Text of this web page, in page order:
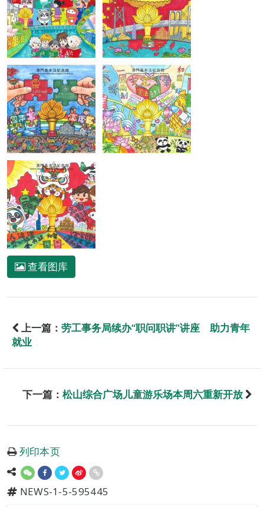
查看图库
上一篇： 劳工事务局续办“职问职讲”讲座 助力青年
就业
下一篇： 松山综合广场儿童游乐场本周六重新开放
列印本页
NEWS-1-5-595445